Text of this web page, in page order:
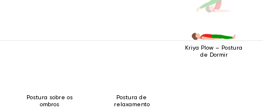
Kriya Plow – Postura
de Dormir
Postura sobre os
ombros
Postura de
relaxamento